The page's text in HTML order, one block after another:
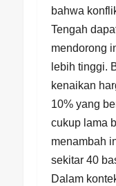
bahwa
Tengah
mendorong
lebih tinggi.
kenaikan
10% yang
cukup lama
menambah
sekitar 40
Dalam